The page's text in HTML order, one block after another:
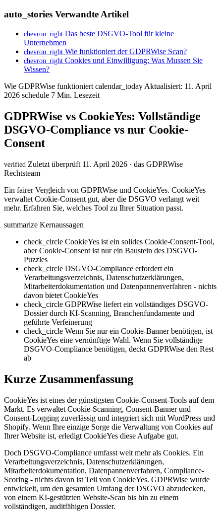
auto_stories Verwandte Artikel
chevron_right Das beste DSGVO-Tool für kleine
Unternehmen
chevron_right Wie funktioniert der GDPRWise Scan?
chevron_right Cookies und Einwilligung: Was Mussen Sie
Wissen?
Wie GDPRWise funktioniert calendar_today Aktualisiert: 11. April
2026 schedule 7 Min. Lesezeit
GDPRWise vs CookieYes: Vollständige
DSGVO-Compliance vs nur Cookie-
Consent
verified Zuletzt überprüft 11. April 2026 · das GDPRWise
Rechtsteam
Ein fairer Vergleich von GDPRWise und CookieYes. CookieYes
verwaltet Cookie-Consent gut, aber die DSGVO verlangt weit
mehr. Erfahren Sie, welches Tool zu Ihrer Situation passt.
summarize Kernaussagen
check_circle CookieYes ist ein solides Cookie-Consent-Tool,
aber Cookie-Consent ist nur ein Baustein des DSGVO-
Puzzles
check_circle DSGVO-Compliance erfordert ein
Verarbeitungsverzeichnis, Datenschutzerklärungen,
Mitarbeiterdokumentation und Datenpannenverfahren - nichts
davon bietet CookieYes
check_circle GDPRWise liefert ein vollständiges DSGVO-
Dossier durch KI-Scanning, Branchenfundamente und
geführte Verfeinerung
check_circle Wenn Sie nur ein Cookie-Banner benötigen, ist
CookieYes eine vernünftige Wahl. Wenn Sie vollständige
DSGVO-Compliance benötigen, deckt GDPRWise den Rest
ab
Kurze Zusammenfassung
CookieYes ist eines der günstigsten Cookie-Consent-Tools auf dem
Markt. Es verwaltet Cookie-Scanning, Consent-Banner und
Consent-Logging zuverlässig und integriert sich mit WordPress und
Shopify. Wenn Ihre einzige Sorge die Verwaltung von Cookies auf
Ihrer Website ist, erledigt CookieYes diese Aufgabe gut.
Doch DSGVO-Compliance umfasst weit mehr als Cookies. Ein
Verarbeitungsverzeichnis, Datenschutzerklärungen,
Mitarbeiterdokumentation, Datenpannenverfahren, Compliance-
Scoring - nichts davon ist Teil von CookieYes. GDPRWise wurde
entwickelt, um den gesamten Umfang der DSGVO abzudecken,
von einem KI-gestützten Website-Scan bis hin zu einem
vollständigen, auditfähigen Dossier.